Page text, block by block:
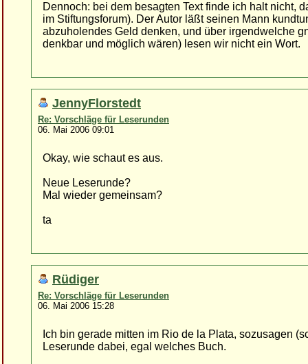
Dennoch: bei dem besagten Text finde ich halt nicht,
im Stiftungsforum). Der Autor läßt seinen Mann
abzuholendes Geld denken, und über irgendwelche
denkbar und möglich wären) lesen wir nicht ein Wort.
JennyFlorstedt
Re: Vorschläge für Leserunden
06. Mai 2006 09:01
Okay, wie schaut es aus.
Neue Leserunde?
Mal wieder gemeinsam?
ta
Rüdiger
Re: Vorschläge für Leserunden
06. Mai 2006 15:28
Ich bin gerade mitten im Rio de la Plata, sozusagen
Leserunde dabei, egal welches Buch.